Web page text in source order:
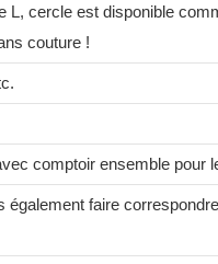
L, cercle est disponible
couture !
comptoir ensemble pour
également faire